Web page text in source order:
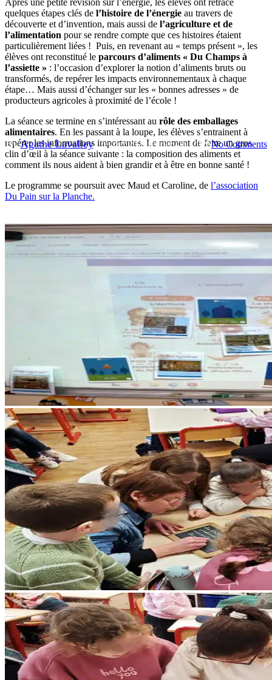
Actualités Eduquer à la maitrise de l'énergie et du DD
Éduquer à l’alimentation saine
et durable
By Agathe Lavalley2 février 2026février 4th, 2026No Comments
Après une petite révision sur l’énergie, les élèves ont retracé
quelques étapes clés de l’histoire de l’énergie au travers de
découverte et d’invention, mais aussi de l’agriculture et de
l’alimentation pour se rendre compte que ces histoires étaient
particulièrement liées ! Puis, en revenant au « temps présent », les
élèves ont reconstitué le parcours d’aliments « Du Champs à
l’assiette » : l’occasion d’explorer la notion d’aliments bruts ou
transformés, de repérer les impacts environnementaux à chaque
étape… Mais aussi d’échanger sur les « bonnes adresses » de
producteurs agricoles à proximité de l’école !
La séance se termine en s’intéressant au rôle des emballages
alimentaires. En les passant à la loupe, les élèves s’entrainent à
repérer les informations importantes. Le moment de faire un gros
clin d’œil à la séance suivante : la composition des aliments et
comment ils nous aident à bien grandir et à être en bonne santé !
Le programme se poursuit avec Maud et Caroline, de l’association
Du Pain sur la Planche.